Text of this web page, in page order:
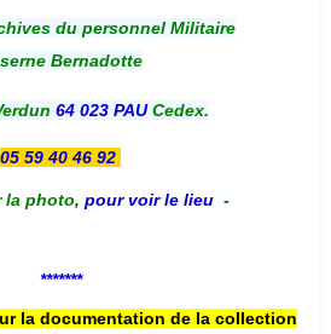
du personnel Militaire
Bernadotte
64 023 PAUCedex.
05 59 40 46 92
la photo, pour voir le lieu -
*******
la documentation de la collection